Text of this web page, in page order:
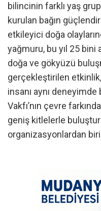
bilincinin farklı yaş
kurulan bağın
etkileyici doğa
yağmuru, bu yıl 25 bini
doğa ve gökyüzü
gerçekleştirilen
insanı aynı
Vakfı’nın çevre
geniş kitlelerle
organizasyonlardan